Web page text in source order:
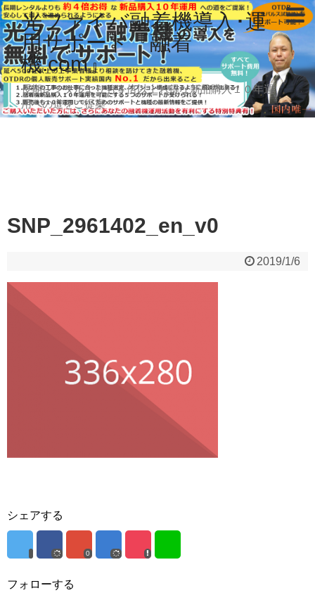
光ファイバ融着機導入･運
用サポート『融着
機.com』
長期レンタルよりも４倍以上お得な新品購入１０年運
用への道をご提案
SNP_2961402_en_v0
2019/1/6
シェアする
0
フォローする